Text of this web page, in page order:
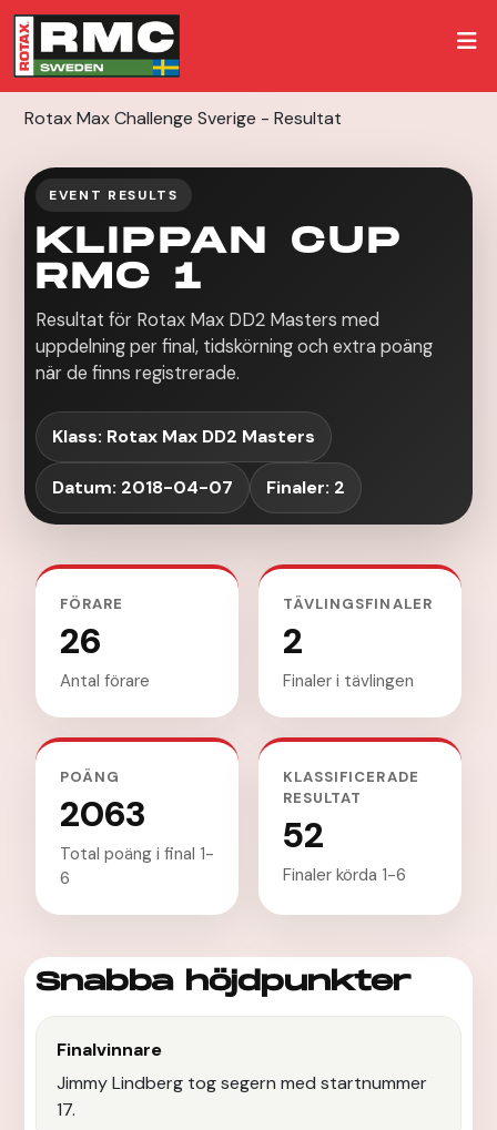
Rotax Max Challenge Sverige - Resultat
EVENT RESULTS
KLIPPAN CUP
RMC 1
Resultat för Rotax Max DD2 Masters med
uppdelning per final, tidskörning och extra poäng
när de finns registrerade.
Klass: Rotax Max DD2 Masters
Datum: 2018-04-07 Finaler: 2
FÖRARE
26
Antal förare
TÄVLINGSFINALER
2
Finaler i tävlingen
POÄNG
2063
Total poäng i final 1-
6
KLASSIFICERADE
RESULTAT
52
Finaler körda 1-6
Snabba höjdpunkter
Finalvinnare
Jimmy Lindberg tog segern med startnummer
17.